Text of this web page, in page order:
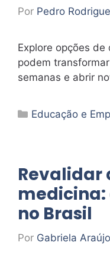
Por Pedro
Explore opções
podem
semanas e abrir
Categorias
Educação e
Revalidar
no Brasil
Por Gabriela Araújo